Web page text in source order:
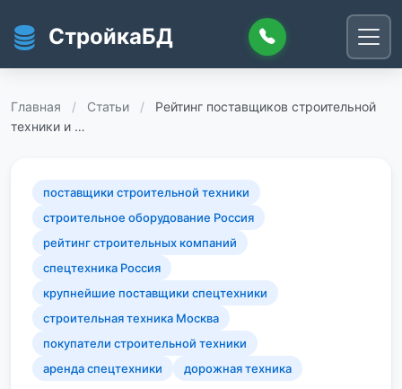
СтройкаБД
Главная / Статьи /
Рейтинг поставщиков строительной
техники и …
поставщики строительной техники
строительное оборудование Россия
рейтинг строительных компаний
спецтехника Россия
крупнейшие поставщики спецтехники
строительная техника Москва
покупатели строительной техники
аренда спецтехники
дорожная техника